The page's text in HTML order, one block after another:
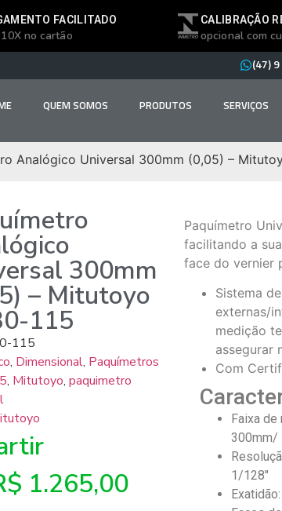
FACILITADO
no cartão
CALIBRAÇÃO
opcional com
(47)
QUEM SOMOS PRODUTOS SERVIÇOS
Analógico Universal 300mm (0,05) –
300mm
– Mitutoyo
115
115
, Dimensional, Paquímetros
, Mitutoyo,paquimetro
1.265,00
Paquímetro
facilitando a
face do vernier
Sistema
externas/
medição
assegurar
Com
Faixa
300mm/
1/128″